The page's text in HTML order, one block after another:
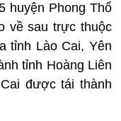
huyện Phong Thổ
về sau trực thuộc
tỉnh Lào Cai, Yên
tỉnh Hoàng Liên
được tái thành